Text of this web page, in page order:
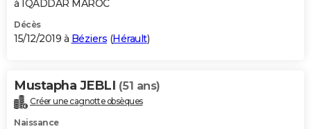
à IQADDAR MAROC
Décès
15/12/2019 à Béziers (Hérault)
Mustapha JEBLI (51 ans)
Créer une cagnotte obsèques
Naissance